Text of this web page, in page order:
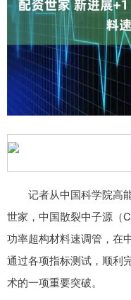
记者从中国科学院高能
世家，中国散裂中子源（
功率超构材料速调管，在
通过各项指标测试，顺利
术的一项重要突破。